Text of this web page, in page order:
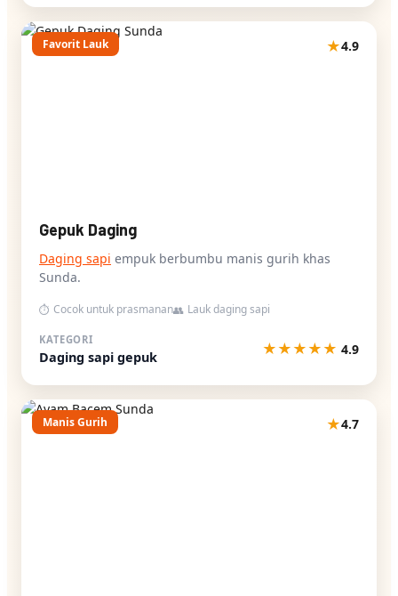
Favorit Lauk ★4.9
Gepuk Daging
Daging sapi empuk berbumbu manis gurih khas
Sunda.
⏱ Cocok untuk prasmanan👥 Lauk daging sapi
KATEGORI
Daging sapi gepuk ★★★★★ 4.9
Manis Gurih ★4.7